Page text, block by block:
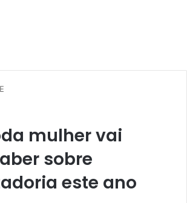
mulher vai
sobre
este ano